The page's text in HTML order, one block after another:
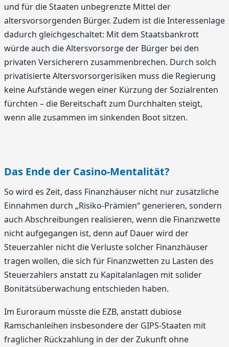
und für die Staaten unbegrenzte Mittel der
altersvorsorgenden Bürger. Zudem ist die Interessenlage
dadurch gleichgeschaltet: Mit dem Staatsbankrott
würde auch die Altersvorsorge der Bürger bei den
privaten Versicherern zusammenbrechen. Durch solch
privatisierte Altersvorsorgerisiken muss die Regierung
keine Aufstände wegen einer Kürzung der Sozialrenten
fürchten – die Bereitschaft zum Durchhalten steigt,
wenn alle zusammen im sinkenden Boot sitzen.
Das Ende der Casino-Mentalität?
So wird es Zeit, dass Finanzhäuser nicht nur zusätzliche
Einnahmen durch „Risiko-Prämien“ generieren, sondern
auch Abschreibungen realisieren, wenn die Finanzwette
nicht aufgegangen ist, denn auf Dauer wird der
Steuerzahler nicht die Verluste solcher Finanzhäuser
tragen wollen, die sich für Finanzwetten zu Lasten des
Steuerzahlers anstatt zu Kapitalanlagen mit solider
Bonitätsüberwachung entschieden haben.
Im Euroraum müsste die EZB, anstatt dubiose
Ramschanleihen insbesondere der GIPS-Staaten mit
fraglicher Rückzahlung in der der Zukunft ohne